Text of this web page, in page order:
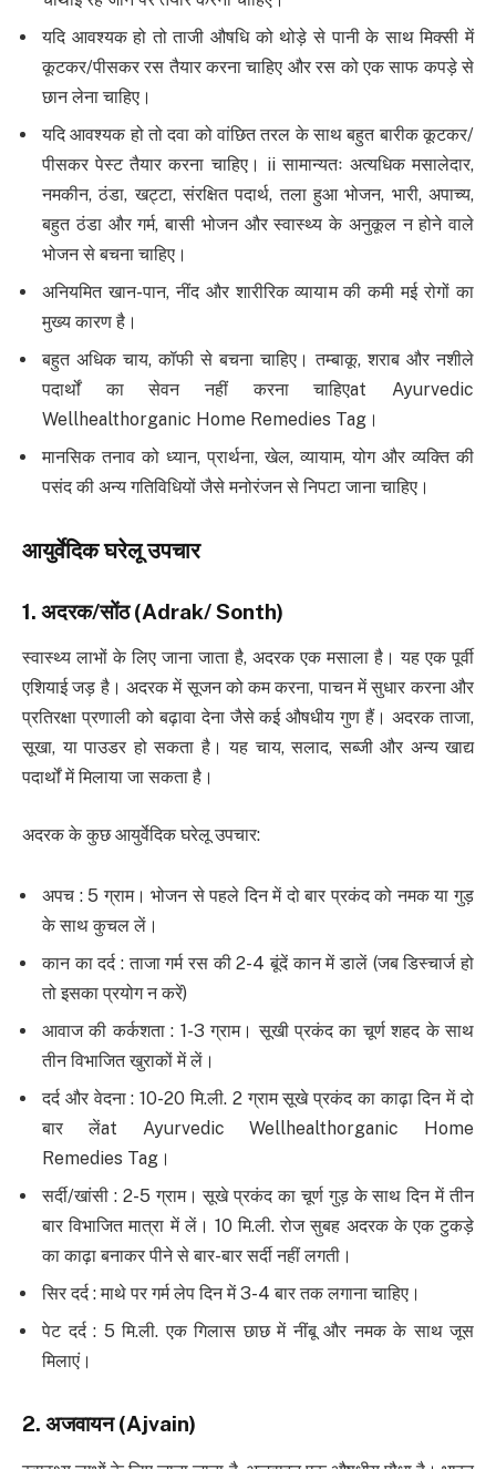
यदि आवश्यक हो तो ताजी औषधि को थोड़े से पानी के साथ मिक्सी में
कूटकर/पीसकर रस तैयार करना चाहिए और रस को एक साफ कपड़े से
छान लेना चाहिए।
यदि आवश्यक हो तो दवा को वांछित तरल के साथ बहुत बारीक कूटकर/
पीसकर पेस्ट तैयार करना चाहिए। ii सामान्यतः अत्यधिक मसालेदार,
नमकीन, ठंडा, खट्टा, संरक्षित पदार्थ, तला हुआ भोजन, भारी, अपाच्य,
बहुत ठंडा और गर्म, बासी भोजन और स्वास्थ्य के अनुकूल न होने वाले
भोजन से बचना चाहिए।
अनियमित खान-पान, नींद और शारीरिक व्यायाम की कमी मई रोगों का
मुख्य कारण है।
बहुत अधिक चाय, कॉफी से बचना चाहिए। तम्बाकू, शराब और नशीले
पदार्थों का सेवन नहीं करना चाहिएat Ayurvedic
Wellhealthorganic Home Remedies Tag।
मानसिक तनाव को ध्यान, प्रार्थना, खेल, व्यायाम, योग और व्यक्ति की
पसंद की अन्य गतिविधियों जैसे मनोरंजन से निपटा जाना चाहिए।
आयुर्वेदिक घरेलू उपचार
1. अदरक/सोंठ(Adrak/ Sonth)
स्वास्थ्य लाभों के लिए जाना जाता है, अदरक एक मसाला है। यह एक पूर्वी
एशियाई जड़ है। अदरक में सूजन को कम करना, पाचन में सुधार करना और
प्रतिरक्षा प्रणाली को बढ़ावा देना जैसे कई औषधीय गुण हैं। अदरक ताजा,
सूखा, या पाउडर हो सकता है। यह चाय, सलाद, सब्जी और अन्य खाद्य
पदार्थों में मिलाया जा सकता है।
अदरक के कुछ आयुर्वेदिक घरेलू उपचार:
अपच : 5 ग्राम। भोजन से पहले दिन में दो बार प्रकंद को नमक या गुड़
के साथ कुचल लें।
कान का दर्द : ताजा गर्म रस की 2-4 बूंदें कान में डालें (जब डिस्चार्ज हो
तो इसका प्रयोग न करें)
आवाज की कर्कशता : 1-3 ग्राम। सूखी प्रकंद का चूर्ण शहद के साथ
तीन विभाजित खुराकों में लें।
दर्द और वेदना : 10-20 मि.ली. 2 ग्राम सूखे प्रकंद का काढ़ा दिन में दो
बार लेंat Ayurvedic Wellhealthorganic Home
Remedies Tag।
सर्दी/खांसी : 2-5 ग्राम। सूखे प्रकंद का चूर्ण गुड़ के साथ दिन में तीन
बार विभाजित मात्रा में लें। 10 मि.ली. रोज सुबह अदरक के एक टुकड़े
का काढ़ा बनाकर पीने से बार-बार सर्दी नहीं लगती।
सिर दर्द : माथे पर गर्म लेप दिन में 3-4 बार तक लगाना चाहिए।
पेट दर्द : 5 मि.ली. एक गिलास छाछ में नींबू और नमक के साथ जूस
मिलाएं।
2. अजवायन(Ajvain)